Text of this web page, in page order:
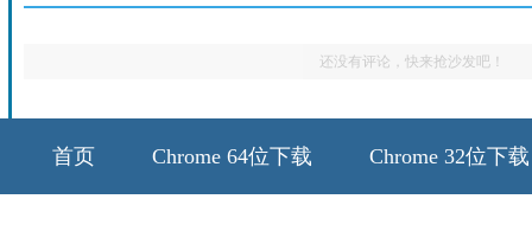
还没有评论，快来抢沙发吧！
首页 Chrome 64位下载 Chrome 32位下载